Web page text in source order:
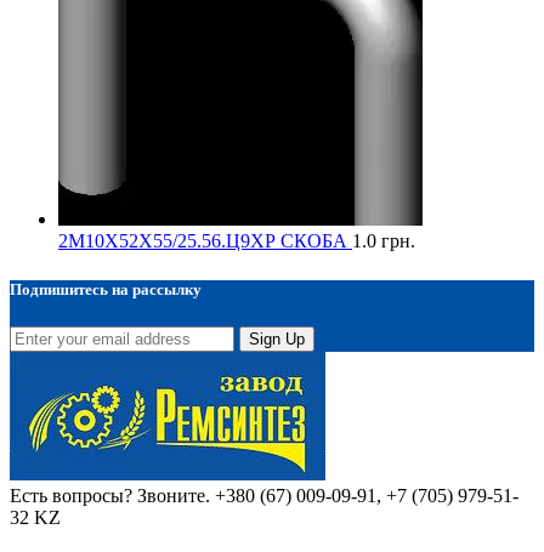
2М10Х52Х55/25.56.Ц9ХР СКОБА 1.0 грн.
Подпишитесь на рассылку
Sign Up
Есть вопросы? Звоните. +380 (67) 009-09-91, +7 (705) 979-51-
32 KZ